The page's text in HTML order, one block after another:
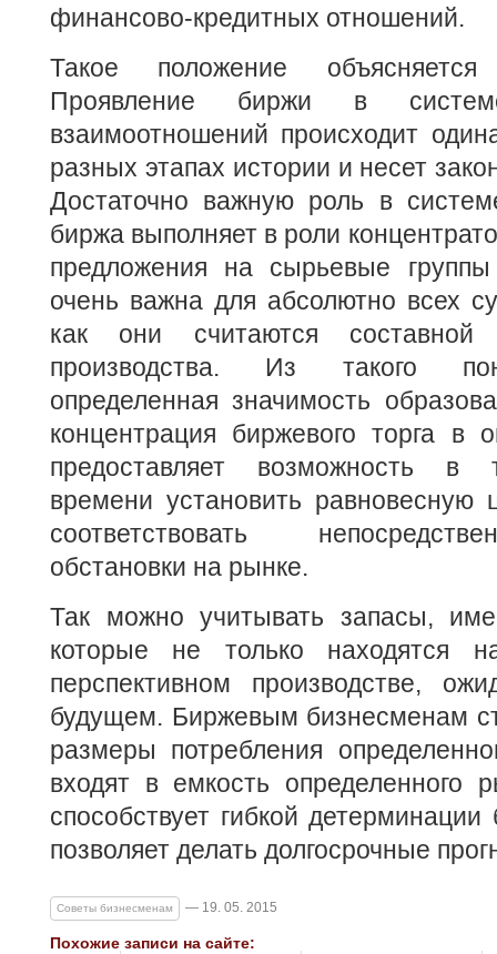
финансово-кредитных отношений.
Такое положение
Проявление биржи в
взаимоотношений происходит
разных этапах истории и несет
Достаточно важную роль в
биржа выполняет в роли
предложения на сырьевые
очень важна для абсолютно всех
как они считаются составной
производства. Из такого
определенная значимость
концентрация биржевого торга в
предоставляет возможность в
времени установить равновесную
соответствовать
обстановки на рынке.
Так можно учитывать запасы,
которые не только
перспективном производстве,
будущем. Биржевым бизнесменам
размеры потребления
входят в емкость определенного
способствует гибкой
позволяет делать долгосрочные
Советы бизнесменам — 19. 05. 2015
Похожие записи на сайте: